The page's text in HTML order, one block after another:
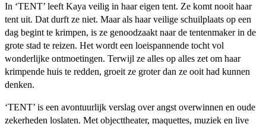
In ‘TENT’ leeft Kaya veilig in haar eigen tent. Ze komt nooit haar
tent uit. Dat durft ze niet. Maar als haar veilige schuilplaats op een
dag begint te krimpen, is ze genoodzaakt naar de tentenmaker in de
grote stad te reizen. Het wordt een loeispannende tocht vol
wonderlijke ontmoetingen. Terwijl ze alles op alles zet om haar
krimpende huis te redden, groeit ze groter dan ze ooit had kunnen
denken.
‘TENT’ is een avontuurlijk verslag over angst overwinnen en oude
zekerheden loslaten. Met objecttheater, maquettes, muziek en live